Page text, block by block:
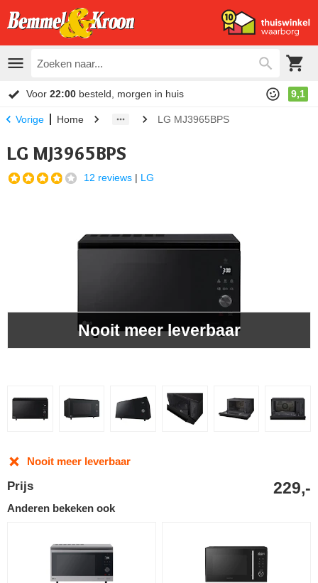
Voor 22:00 besteld, morgen in huis 9,1
Vorige Home LG MJ3965BPS
LG MJ3965BPS
12 reviews | LG
Nooit meer leverbaar
Nooit meer leverbaar
Prijs 229,-
Anderen bekeken ook